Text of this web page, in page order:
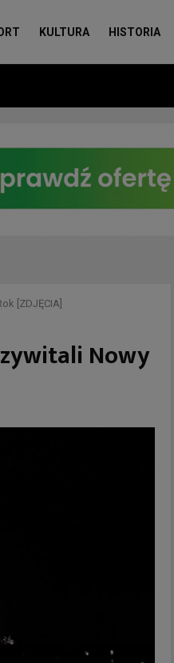
KULTURA HISTORIA
[ZDJĘCIA]
Nowy